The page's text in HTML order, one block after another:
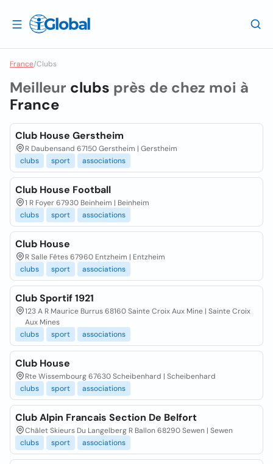
France/Clubs
Meilleur clubs près de chez moi à
France
Club House Gerstheim
R Daubensand 67150 Gerstheim | Gerstheim
clubs
sport associations
Club House Football
1 R Foyer 67930 Beinheim | Beinheim
clubs
sport associations
Club House
R Salle Fêtes 67960 Entzheim | Entzheim
clubs
sport associations
Club Sportif 1921
123 A R Maurice Burrus 68160 Sainte Croix Aux Mine | Sainte Croix
Aux Mines
clubs
sport associations
Club House
Rte Wissembourg 67630 Scheibenhard | Scheibenhard
clubs
sport associations
Club Alpin Francais Section De Belfort
Châlet Skieurs Du Langelberg R Ballon 68290 Sewen | Sewen
clubs
sport associations